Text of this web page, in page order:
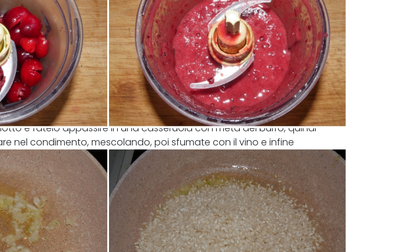
e fatelo appassire in una casseruola con metà del burro, quindi
nel condimento, mescolando, poi sfumate con il vino e infine
versandone poco per volta nel riso e mescolando spesso.